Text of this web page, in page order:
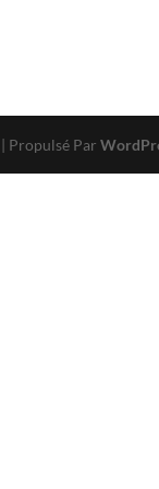
| Propulsé Par